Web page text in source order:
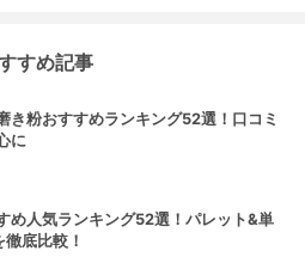
すめ記事
き粉おすすめランキング52選！口コミ
に
め人気ランキング52選！パレット&単
底比較！